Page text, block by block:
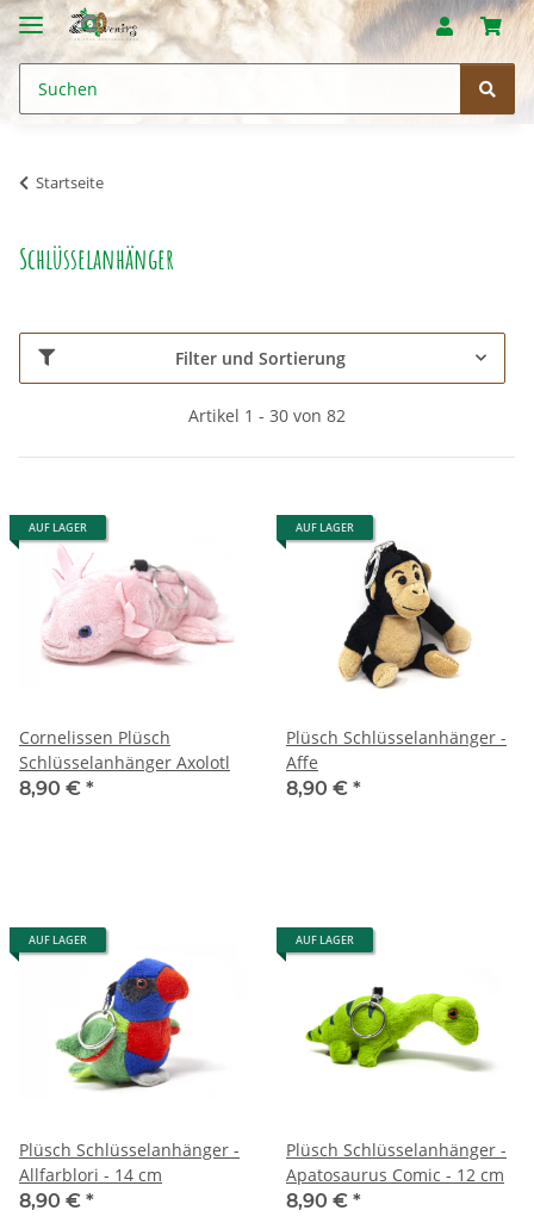
Startseite
Schlüsselanhänger
Filter und Sortierung
Artikel 1 - 30 von 82
AUF LAGER
Cornelissen Plüsch
Schlüsselanhänger Axolotl
8,90 € *
AUF LAGER
Plüsch Schlüsselanhänger -
Affe
8,90 € *
AUF LAGER
Plüsch Schlüsselanhänger -
Allfarblori - 14 cm
8,90 € *
AUF LAGER
Plüsch Schlüsselanhänger -
Apatosaurus Comic - 12 cm
8,90 € *